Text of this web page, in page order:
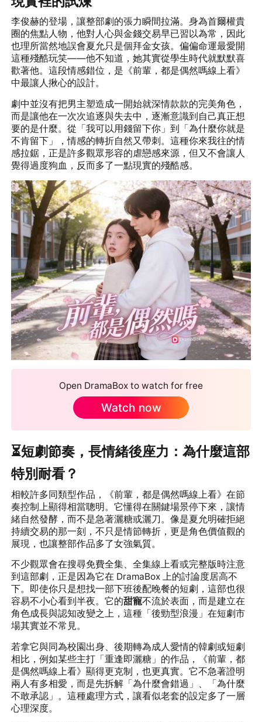
李俊赫的登場，讓整部劇的張力瞬間拉滿。身為首爾權貴
圈的焦點人物，他對人心與金錢交易早已習以為常，因此
也理所當然地誤會夏允只是個拜金女孩。偏偏命運最愛開
這種殘酷玩笑——他不知道，她其實從學生時代就默默喜
歡著他。這段情感錯位，是《前輩，都是偶然嗎線上看》
中最讓人揪心的設計。
劇中並沒有把男主塑造成一開始就深情款款的完美角色，
而是讓他在一次次追逐與失去中，逐漸意識到自己真正想
要的是什麼。從「我可以用錢留下你」到「為什麼你就是
不肯留下」，情感的轉折自然又帶刺。這種你來我往的情
感拉鋸，正是許多觀眾形容的虐戀感來源，但又不會讓人
覺得過度狗血，反而多了一點現實的殘酷感。
Open DramaBox to watch for free
Watch now
⏳短劇節奏，長情緒後座力：為什麼這部
特別耐看？
相較許多同類型作品，《前輩，都是偶然嗎線上看》在節
奏控制上顯得相當聰明。它懂得在關鍵場景停下來，讓情
緒自然發酵，而不是急著灑糖或灑刀。像是夏允明確拒絕
持續交易的那一刻，不只是情節轉折，更是角色價值觀的
展現，也讓整部作品多了女強氣質。
不少觀眾會在搜尋免費全集、全集線上看或完整版時注意
到這部劇，正是因為它在 DramaBox 上的討論度居高不
下。即使你只是想找一部下班後配晚餐的短劇，這部也很
容易不小心看到半夜。它的甜寵不流於表面，而是建立在
角色成長與認知改變之上，這種「後勁型浪漫」在短劇市
場其實並不常見。
若拿它與同為校園出身、後期轉為成人愛情的韓劇或短劇
相比，例如某些主打「重逢即灑糖」的作品，《前輩，都
是偶然嗎線上看》顯得更克制，也更真實。它不急著證明
兩人有多相愛，而是先拆解「為什麼會錯過」、「為什麼
不敢承認」。這種處理方式，讓看似老套的設定多了一層
心理深度。